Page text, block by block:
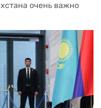
очень важно